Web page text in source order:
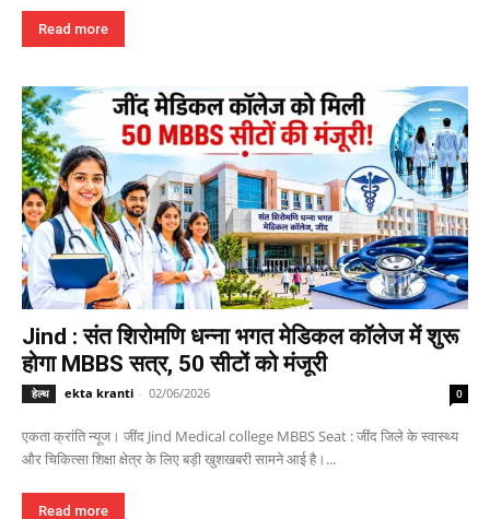
Read more
Jind : संत शिरोमणि धन्ना भगत मेडिकल कॉलेज में शुरू
होगा MBBS सत्र, 50 सीटों को मंजूरी
हेल्थ ekta kranti - 02/06/2026 0
एकता क्रांति न्यूज। जींद Jind Medical college MBBS Seat : जींद जिले के स्वास्थ्य
और चिकित्सा शिक्षा क्षेत्र के लिए बड़ी खुशखबरी सामने आई है।...
Read more